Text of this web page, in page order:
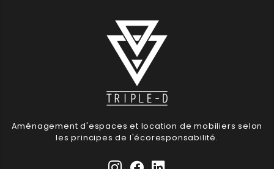
Aménagement d'espaces et location de mobiliers selon
les principes de l'écoresponsabilité.